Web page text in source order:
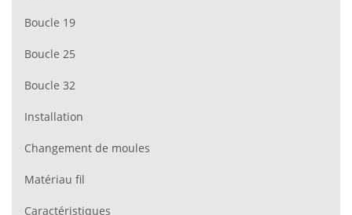
Boucle 19
Boucle 25
Boucle 32
Installation
Changement de moules
Matériau fil
Caractéristiques